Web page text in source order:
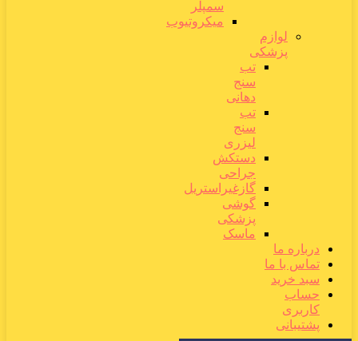
سمپلر
میکروتیوب
لوازم
پزشکی
تب
سنج
دهانی
تب
سنج
لیزری
دستکش
جراحی
گازغیراستریل
گوشی
پزشکی
ماسک
درباره ما
تماس با ما
سبد خرید
حساب
کاربری
پشتیبانی